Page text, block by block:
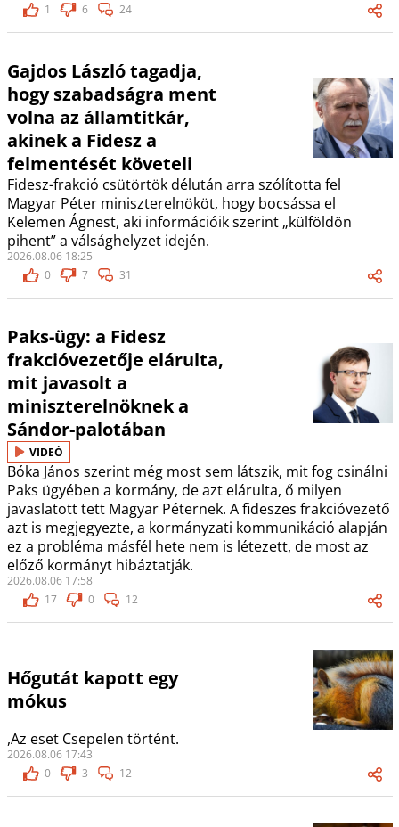
1
6 24
Gajdos László tagadja,
hogy szabadságra ment
volna az államtitkár,
akinek a Fidesz a
felmentését követeli
Fidesz-frakció csütörtök délután arra szólította fel
Magyar Péter miniszterelnököt, hogy bocsássa el
Kelemen Ágnest, aki információik szerint „külföldön
pihent” a válsághelyzet idején.
2026.08.06 18:25
0
7 31
Paks-ügy: a Fidesz
frakcióvezetője elárulta,
mit javasolt a
miniszterelnöknek a
Sándor-palotában
VIDEÓ
Bóka János szerint még most sem látszik, mit fog csinálni
Paks ügyében a kormány, de azt elárulta, ő milyen
javaslatott tett Magyar Péternek. A fideszes frakcióvezető
azt is megjegyezte, a kormányzati kommunikáció alapján
ez a probléma másfél hete nem is létezett, de most az
előző kormányt hibáztatják.
2026.08.06 17:58
17
0 12
Hőgutát kapott egy
mókus
,Az eset Csepelen történt.
2026.08.06 17:43
0
3 12